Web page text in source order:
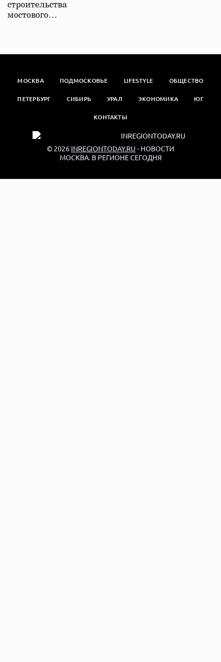
строительства
мостового…
МОСКВА ПОДМОСКОВЬЕ LIFESTYLE ОБЩЕСТВО
ПЕТЕРБУРГ СИБИРЬ УРАЛ ЭКОНОМИКА ЮГ
КОНТАКТЫ
© 2026 INREGIONTODAY.RU - НОВОСТИ
МОСКВА. В РЕГИОНЕ СЕГОДНЯ